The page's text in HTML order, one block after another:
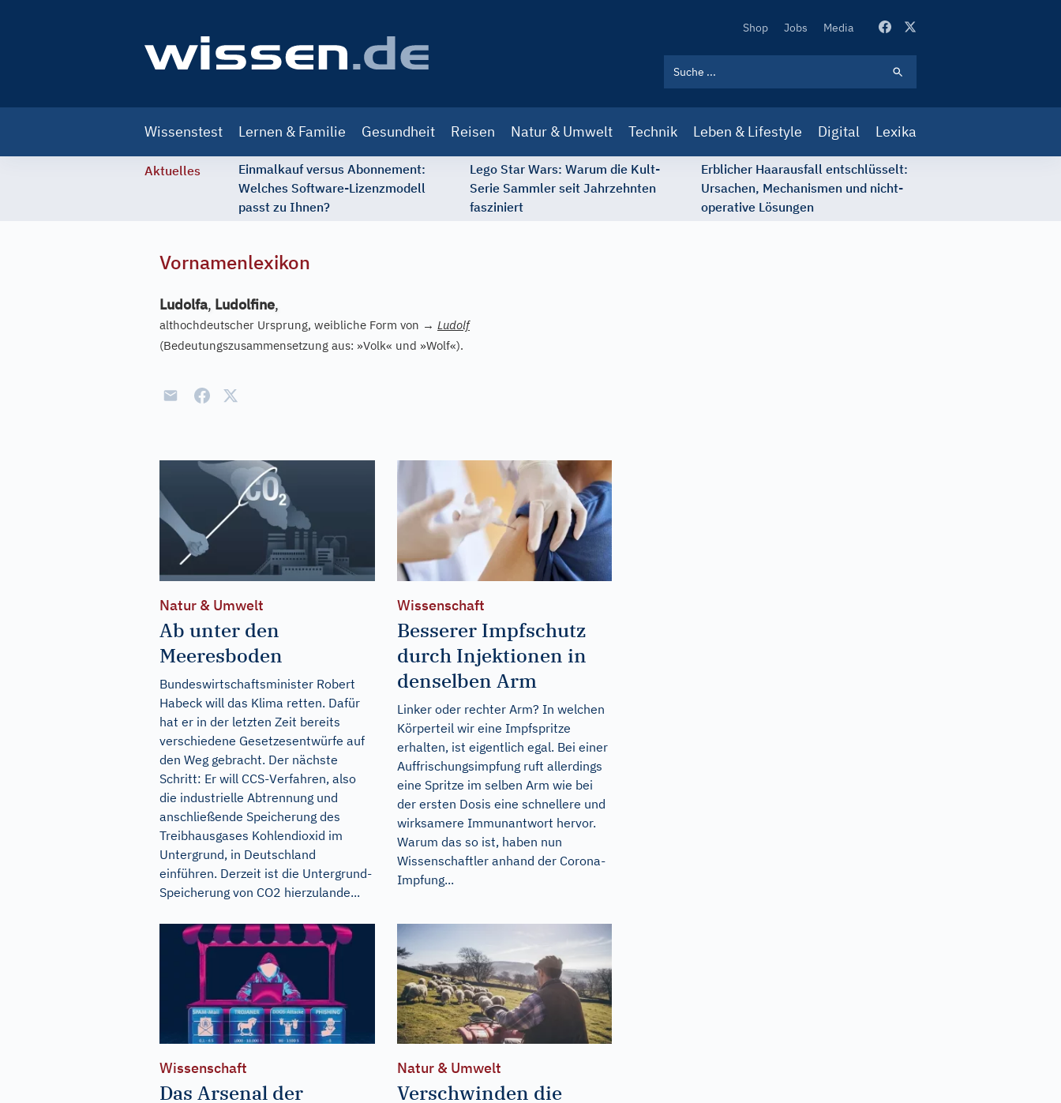
Secondary
Shop Jobs Media
navigation
Wissenstest Lernen & Familie Gesundheit Reisen Natur & Umwelt Technik Leben & Lifestyle Digital Lexika
Aktuelles
Einmalkauf versus Abonnement:
Welches Software-Lizenzmodell
passt zu Ihnen?
Lego Star Wars: Warum die Kult-
Serie Sammler seit Jahrzehnten
fasziniert
Erblicher Haarausfall entschlüsselt:
Ursachen, Mechanismen und nicht-
operative Lösungen
Vornamenlexikon
Ludolfa, Ludolfine,
althochdeutscher Ursprung, weibliche Form von → Ludolf
(Bedeutungszusammensetzung aus: »Volk« und »Wolf«).
Natur & Umwelt
Ab unter den
Meeresboden
Bundeswirtschaftsminister Robert
Habeck will das Klima retten. Dafür
hat er in der letzten Zeit bereits
verschiedene Gesetzesentwürfe auf
den Weg gebracht. Der nächste
Schritt: Er will CCS-Verfahren, also
die industrielle Abtrennung und
anschließende Speicherung des
Treibhausgases Kohlendioxid im
Untergrund, in Deutschland
einführen. Derzeit ist die Untergrund-
Speicherung von CO2 hierzulande...
Wissenschaft
Besserer Impfschutz
durch Injektionen in
denselben Arm
Linker oder rechter Arm? In welchen
Körperteil wir eine Impfspritze
erhalten, ist eigentlich egal. Bei einer
Auffrischungsimpfung ruft allerdings
eine Spritze im selben Arm wie bei
der ersten Dosis eine schnellere und
wirksamere Immunantwort hervor.
Warum das so ist, haben nun
Wissenschaftler anhand der Corona-
Impfung...
Wissenschaft
Das Arsenal der
Natur & Umwelt
Verschwinden die